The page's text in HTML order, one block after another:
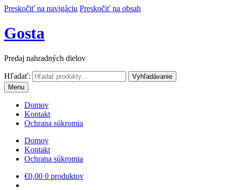
Preskočiť na navigáciu Preskočiť na obsah
Gosta
Predaj nahradných dielov
Hľadať:
Vyhľadávanie
Menu
Domov
Kontakt
Ochrana súkromia
Domov
Kontakt
Ochrana súkromia
€0,00 0 produktov